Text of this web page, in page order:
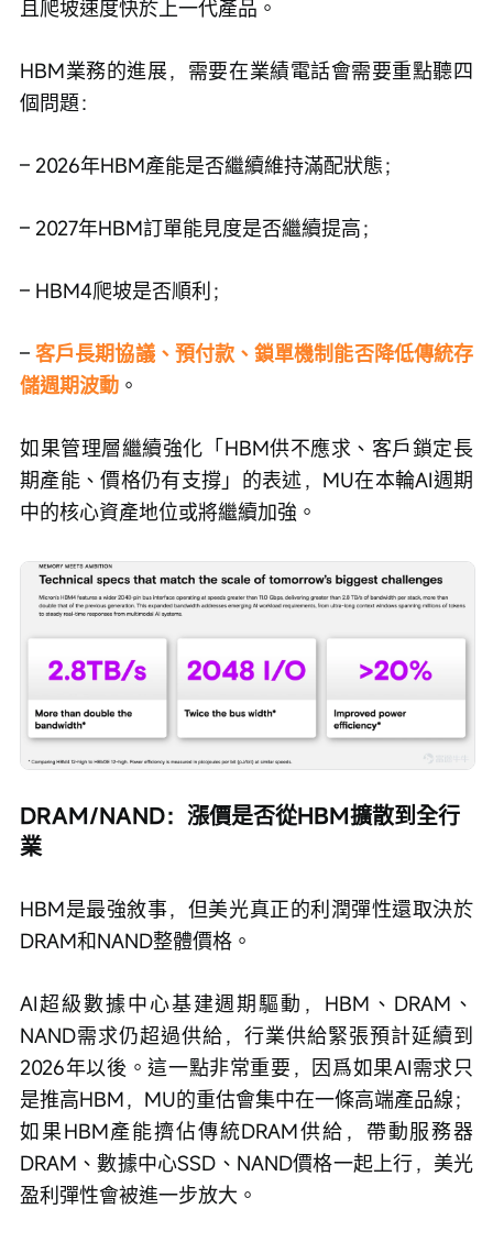
且爬坡速度快於上一代產品。
HBM業務的進展，需要在業績電話會需要重點聽四
個問題：
– 2026年HBM產能是否繼續維持滿配狀態；
– 2027年HBM訂單能見度是否繼續提高；
– HBM4爬坡是否順利；
– 客戶長期協議、預付款、鎖單機制能否降低傳統存
儲週期波動 。
如果管理層繼續強化「HBM供不應求、客戶鎖定長
期產能、價格仍有支撐」的表述，MU在本輪AI週期
中的核心資產地位或將繼續加強。
DRAM/NAND：漲價是否從HBM擴散到全行
業
HBM是最強敘事，但美光真正的利潤彈性還取決於
DRAM和NAND整體價格。
AI超級數據中心基建週期驅動，HBM、DRAM、
NAND需求仍超過供給，行業供給緊張預計延續到
2026年以後。這一點非常重要，因爲如果AI需求只
是推高HBM，MU的重估會集中在一條高端產品線；
如果HBM產能擠佔傳統DRAM供給，帶動服務器
DRAM、數據中心SSD、NAND價格一起上行，美光
盈利彈性會被進一步放大。